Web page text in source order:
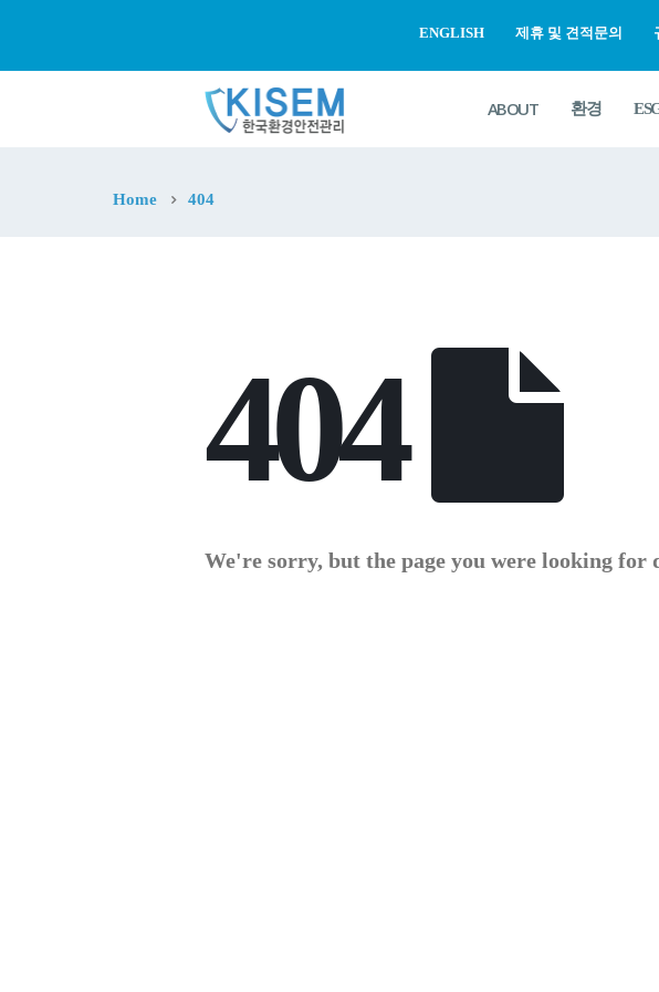
ENGLISH 제휴 및 견적문의
ABOUT 환경
Home 404
404
We're sorry, but the page you were looking for